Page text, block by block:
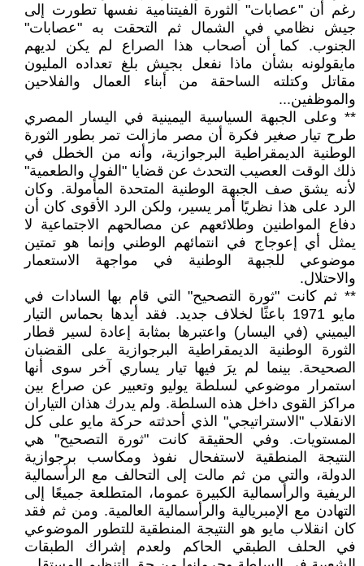
رغم أن "عصابات" الثورة الفيتنامية نفسها تطورت إلى
جيش نظامي في الشمال ثم التحقت به "عصابات"
الجنوب. كما أن أصحاب هذا الصراع لم يكن لديهم
مايقولونه بشأن ماذا نفعل بجيش بلغ تعداده المليون
مقاتل وكتلته الساحقة من أبناء العمال والفلاحين
والموظفين...
** وعلى الجبهة السياسية اليمينية في اليسار المصري
طرح تيار صغير فكرة أن مصر مازالت تمر بطور الثورة
الوطنية الديمقراطية البرجوازية، وأنه من الخطل في
ذلك الوقت العصيب التحدث عن قضايا "الفول والطعمية"
لأنه يشق صف الجبهة الوطنية المتحدة المأمولة. وكان
الرد على هذا نظريًا أمر يسير، ولكن الرد الأقوى كان أن
دفاع المواطنين وطلائعهم عن مصالحهم الاجتماعية لا
يمثل أي إعوجاج في انتمائهم الوطني وإنما هو تمتين
موضوعي للجبهة الوطنية في مواجهة الاستعمار
والاحتلال.
** ثم كانت "ثورة التصحيح" التي قام بها السادات في
مايو 1971 باعثًا لخلاف جديد. فقد أيدها بحماس التيار
اليميني (في اليسار) واعتبرها بمثابة إعادة لسير قطار
الثورة الوطنية الديمقراطية البرجوازية على القضبان
الصحيحة. بينما لم يرَ فيها تيار يساري آخر سوى أنها
استمرار موضوعي لسلطة يوليو وتعبير عن صراع بين
مراكز القوى داخل هذه السلطة. ولم يدرك هذان التياران
الانقلاب "الاستراتيجي" الذي أحدثته حركة مايو على كل
المستويات. وفي الحقيقة كانت "ثورة التصحيح" هي
النتيجة المنطقية لاستفحال نفوذ ومكاسب برجوازية
الدولة، والتي من ثم مالت إلى التحالف مع الرأسمالية
الريفية والرأسمالية الكبيرة عموما، المتطلعة جميعًا إلى
التهادن مع الإمبريالية والرأسمالية العالمية. ومن ثم فقد
كان انقلاب مايو هو النتيجة المنطقية للتطور الموضوعي
في الحلف الطبقي الحاكم ولعدم إشراك الطبقات